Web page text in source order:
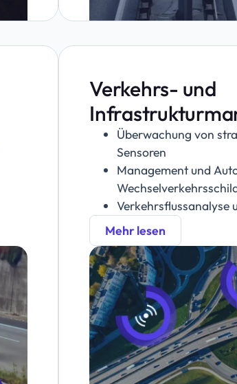
Verkehrs- und
Überwachung von
Sensoren
Management und
Verkehrsflussanalyse
Mehr lesen